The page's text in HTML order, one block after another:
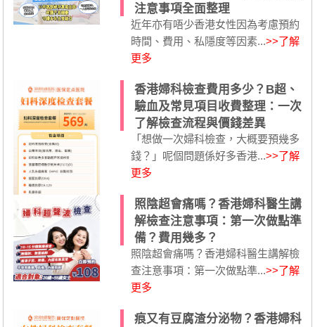
注意事項全面整理
近年亦有唔少香港女性因為考慮預約
時間、費用、私隱度等因素...>>了解
更多
香港婦科檢查費用多少？B超、
驗血及常見項目收費整理：一次
了解檢查流程與價錢差異
「想做一次婦科檢查，大概要預幾多
錢？」呢個問題係好多香港...>>了解
更多
照陰超會痛嗎？香港婦科醫生講
解檢查注意事項：第一次做點準
備？費用幾多？
照陰超會痛嗎？香港婦科醫生講解檢
查注意事項：第一次做點準...>>了解
更多
痕又有豆腐渣分泌物？香港婦科